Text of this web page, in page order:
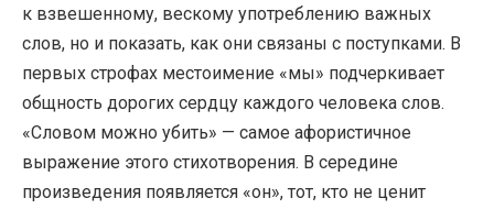
к взвешенному, вескому употреблению важных
слов, но и показать, как они связаны с поступками. В
первых строфах местоимение «мы» подчеркивает
общность дорогих сердцу каждого человека слов.
«Словом можно убить» — самое афористичное
выражение этого стихотворения. В середине
произведения появляется «он», тот, кто не ценит